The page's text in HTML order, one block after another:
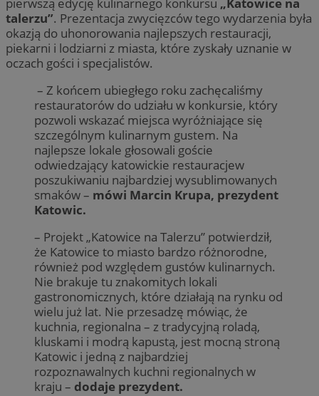
talerzu”. Prezentacja zwycięzców tego wydarzenia była
okazją do uhonorowania najlepszych restauracji,
piekarni i lodziarni z miasta, które zyskały uznanie w
oczach gości i specjalistów.
– Z końcem ubiegłego roku zachęcaliśmy
restauratorów do udziału w konkursie, który
pozwoli wskazać miejsca wyróżniające się
szczególnym kulinarnym gustem. Na
najlepsze lokale głosowali goście
odwiedzający katowickie restauracjew
poszukiwaniu najbardziej wysublimowanych
smaków – mówi Marcin Krupa, prezydent
Katowic.
– Projekt „Katowice na Talerzu” potwierdził,
że Katowice to miasto bardzo różnorodne,
również pod względem gustów kulinarnych.
Nie brakuje tu znakomitych lokali
gastronomicznych, które działają na rynku od
wielu już lat. Nie przesadzę mówiąc, że
kuchnia, regionalna – z tradycyjną roladą,
kluskami i modrą kapustą, jest mocną stroną
Katowic i jedną z najbardziej
rozpoznawalnych kuchni regionalnych w
kraju – dodaje prezydent.